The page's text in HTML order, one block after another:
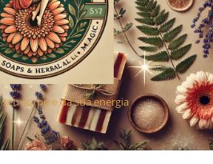
corpo e da sua energia